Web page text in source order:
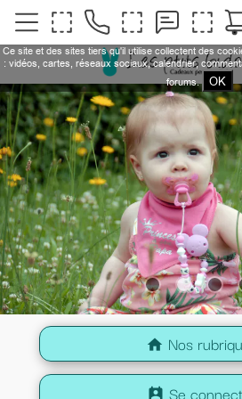
home Nos
perm_contact_calendar Se
Ce site et des sites tiers qu'il utilise collectent des
: vidéos, cartes, réseaux sociaux, calendrier,
forums.
OK